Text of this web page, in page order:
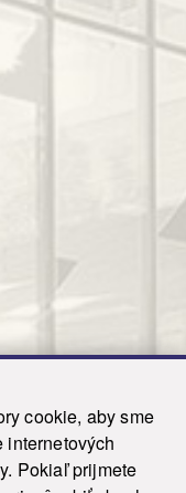
cookie, aby sme
Pokiaľ prijmete